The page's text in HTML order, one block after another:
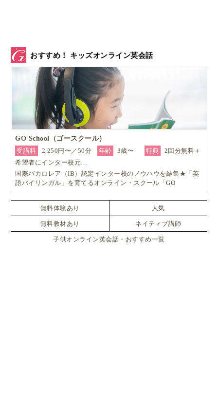
おすすめ！ キッズオンライン英会話
GO School（ゴースクール）
受講料
2,250円〜／50分 年齢 3歳〜 特典
2回分無料＋
希望者にインター校元…
国際バカロレア（IB）認定インター校のノウハウを結集★「英
語バイリンガル」を育てるオンライン・スクール「GO
School（ゴースクール）」
無料体験あり 人気
無料教材あり ネイティブ講師
子供オンライン英会話・おすすめ一覧